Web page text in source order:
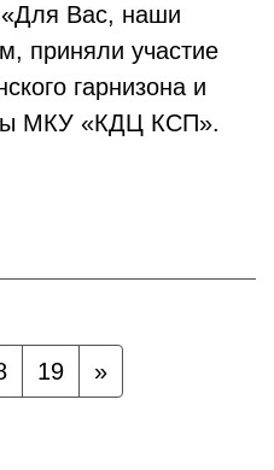
«Для Вас, наши
приняли участие
гарнизона и
МКУ «КДЦ КСП».
19 »